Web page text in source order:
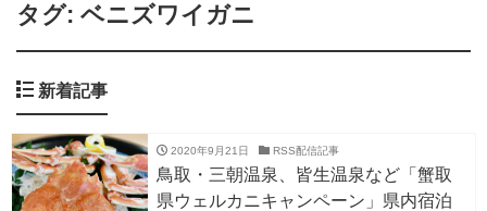
タグ: ベニズワイガニ
新着記事
2020年9月21日 RSS配信記事
鳥取・三朝温泉、皆生温泉など「蟹取
県ウェルカニキャンペーン」県内宿泊